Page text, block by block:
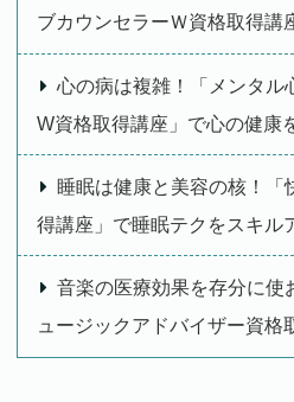
ブカウンセラーＷ資格取得講
心の病は複雑！「メンタル
W資格取得講座」で心の健康
睡眠は健康と美容の核！「
得講座」で睡眠テクをスキル
音楽の医療効果を存分に使
ュージックアドバイザー資格